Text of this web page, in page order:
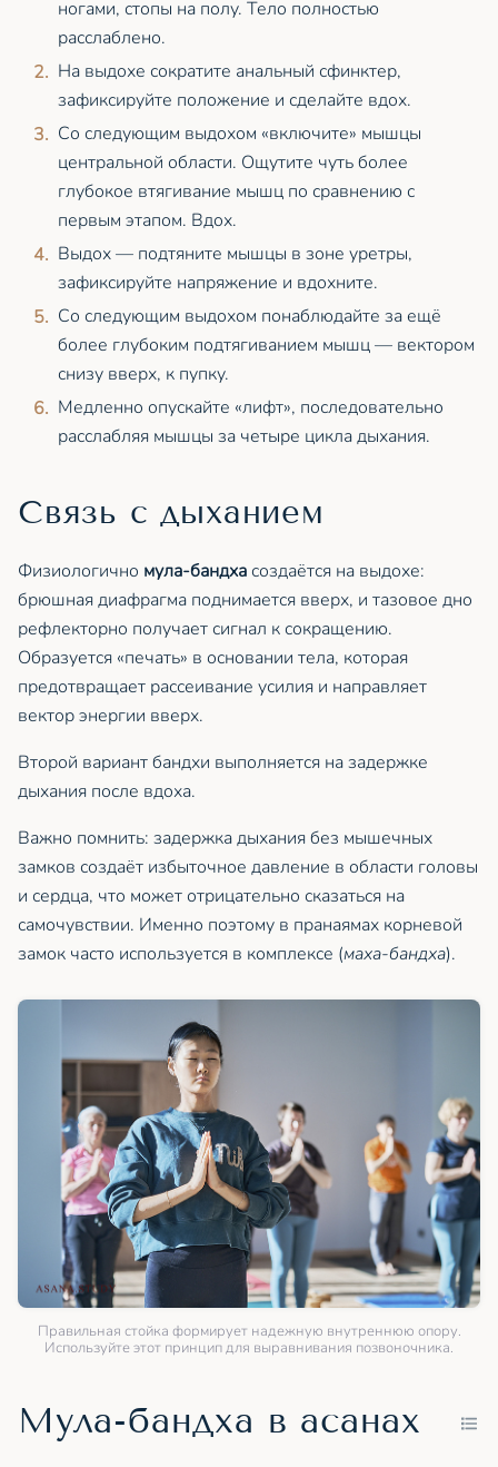
ногами, стопы на полу. Тело полностью
расслаблено.
На выдохе сократите анальный сфинктер,
зафиксируйте положение и сделайте вдох.
Со следующим выдохом «включите» мышцы
центральной области. Ощутите чуть более
глубокое втягивание мышц по сравнению с
первым этапом. Вдох.
Выдох — подтяните мышцы в зоне уретры,
зафиксируйте напряжение и вдохните.
Со следующим выдохом понаблюдайте за ещё
более глубоким подтягиванием мышц — вектором
снизу вверх, к пупку.
Медленно опускайте «лифт», последовательно
расслабляя мышцы за четыре цикла дыхания.
Связь с дыханием
Физиологично мула-бандхасоздаётся на выдохе:
брюшная диафрагма поднимается вверх, и тазовое дно
рефлекторно получает сигнал к сокращению.
Образуется «печать» в основании тела, которая
предотвращает рассеивание усилия и направляет
вектор энергии вверх.
Второй вариант бандхи выполняется на задержке
дыхания после вдоха.
Важно помнить: задержка дыхания без мышечных
замков создаёт избыточное давление в области головы
и сердца, что может отрицательно сказаться на
самочувствии. Именно поэтому в пранаямах корневой
замок часто используется в комплексе (маха-бандха).
Правильная стойка формирует надежную внутреннюю опору.
Используйте этот принцип для выравнивания позвоночника.
Мула-бандха в асанах